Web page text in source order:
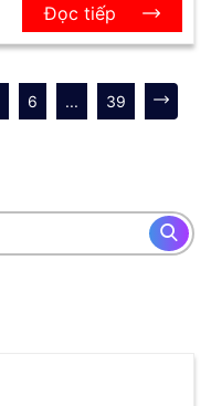
Đọc tiếp
6 ... 39